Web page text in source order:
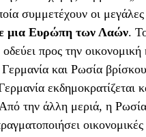
συμμετέχουν οι
μια Ευρώπη των Λαών.
προς την
και Ρωσία
εκδημοκρατίζεται
την άλλη μεριά, η